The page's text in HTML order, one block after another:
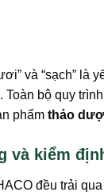
và “sạch” là
Toàn bộ quy
phẩm thảo
và kiểm
đều trải